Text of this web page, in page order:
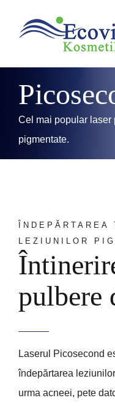
Cel mai popular laser
pigmentate.
ÎNDEPĂRTAREA
LEZIUNILOR
pulbere
Laserul Picosecond
îndepărtarea
urma acneei, pete